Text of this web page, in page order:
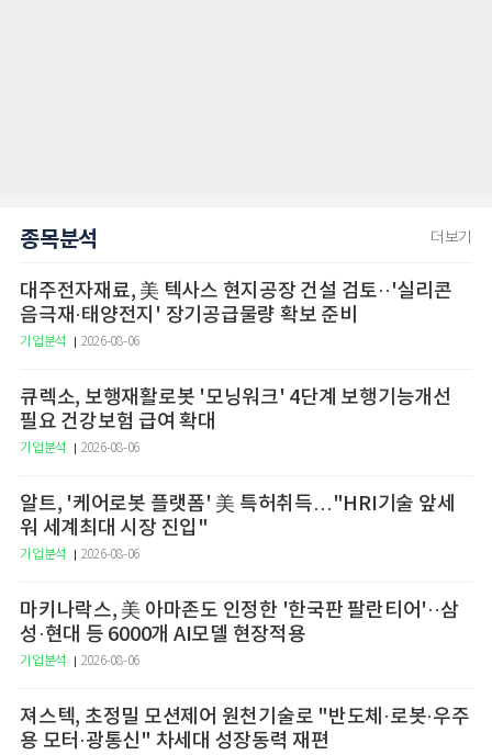
종목분석 더보기
대주전자재료, 美 텍사스 현지공장 건설 검토··'실리콘
음극재·태양전지' 장기공급물량 확보 준비
기업분석 2026-08-06
큐렉소, 보행재활로봇 '모닝워크' 4단계 보행기능개선
필요 건강보험 급여 확대
기업분석 2026-08-06
알트, '케어로봇 플랫폼' 美 특허취득…"HRI기술 앞세
워 세계최대 시장 진입"
기업분석 2026-08-06
마키나락스, 美 아마존도 인정한 '한국판 팔란티어'··삼
성·현대 등 6000개 AI모델 현장적용
기업분석 2026-08-06
져스텍, 초정밀 모션제어 원천기술로 "반도체·로봇·우주
용 모터·광통신" 차세대 성장동력 재편